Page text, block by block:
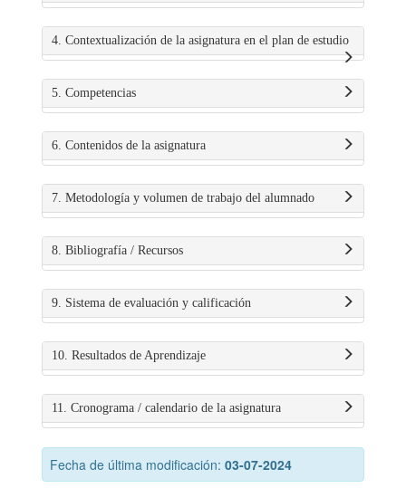
4. Contextualización de la asignatura en el plan de estudio
5. Competencias
6. Contenidos de la asignatura
7. Metodología y volumen de trabajo del alumnado
8. Bibliografía / Recursos
9. Sistema de evaluación y calificación
10. Resultados de Aprendizaje
11. Cronograma / calendario de la asignatura
Fecha de última modificación: 03-07-2024